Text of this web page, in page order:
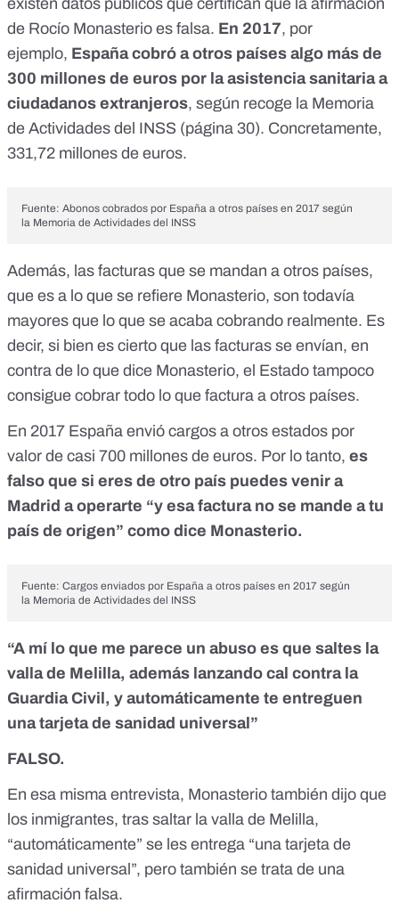
de Rocío Monasterio es falsa. En 2017, por
ejemplo, España cobró a otros países algo más de
300 millones de euros por la asistencia sanitaria a
ciudadanos extranjeros, según recoge la Memoria
de Actividades del INSS (página 30). Concretamente,
331,72 millones de euros.
Fuente: Abonos cobrados por España a otros países en 2017 según
la Memoria de Actividades del INSS
Además, las facturas que se mandan a otros países,
que es a lo que se refiere Monasterio, son todavía
mayores que lo que se acaba cobrando realmente. Es
decir, si bien es cierto que las facturas se envían, en
contra de lo que dice Monasterio, el Estado tampoco
consigue cobrar todo lo que factura a otros países.
En 2017 España envió cargos a otros estados por
valor de casi 700 millones de euros. Por lo tanto, es
falso que si eres de otro país puedes venir a
Madrid a operarte “y esa factura no se mande a tu
país de origen” como dice Monasterio.
Fuente: Cargos enviados por España a otros países en 2017 según
la Memoria de Actividades del INSS
“A mí lo que me parece un abuso es que saltes la
valla de Melilla, además lanzando cal contra la
Guardia Civil, y automáticamente te entreguen
una tarjeta de sanidad universal”
FALSO.
En esa misma entrevista, Monasterio también dijo que
los inmigrantes, tras saltar la valla de Melilla,
“automáticamente” se les entrega “una tarjeta de
sanidad universal”, pero también se trata de una
afirmación falsa.